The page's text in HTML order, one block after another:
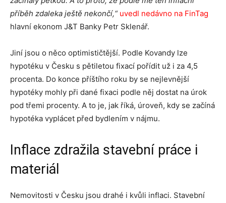
příběh zdaleka ještě nekončí,“ uvedl nedávno na FinTag
hlavní ekonom J&T Banky Petr Sklenář.
Jiní jsou o něco optimističtější. Podle Kovandy lze
hypotéku v Česku s pětiletou fixací pořídit už i za 4,5
procenta. Do konce příštího roku by se nejlevnější
hypotéky mohly při dané fixaci podle něj dostat na úrok
pod třemi procenty. A to je, jak říká, úroveň, kdy se začíná
hypotéka vyplácet před bydlením v nájmu.
Inflace zdražila stavební práce i
materiál
Nemovitosti v Česku jsou drahé i kvůli inflaci. Stavební